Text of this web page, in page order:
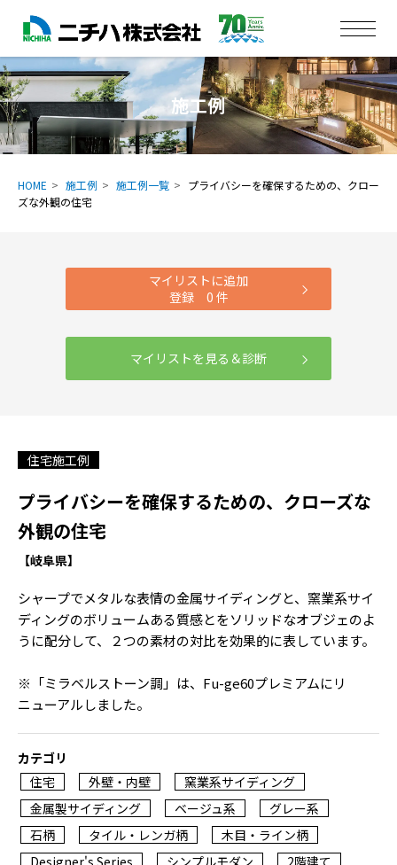
施工例
HOME 施工例 施工例一覧
プライバシーを確保するための、クロー
ズな外観の住宅
マイリストに追加
登録 0 件
マイリストを見る＆診断
住宅施工例
プライバシーを確保するための、クローズな
外観の住宅
【岐阜県】
シャープでメタルな表情の金属サイディングと、窯業系サイ
ディングのボリュームある質感とをソリッドなオブジェのよ
うに配分して、２つの素材の対比を効果的に表しています。
※「ミラベルストーン調」は、Fu-ge60プレミアムにリ
ニューアルしました。
カテゴリ
住宅
外壁・内壁
窯業系サイディング
金属製サイディング
ベージュ系
グレー系
石柄
タイル・レンガ柄
木目・ライン柄
Designer's Series
シンプルモダン
2階建て